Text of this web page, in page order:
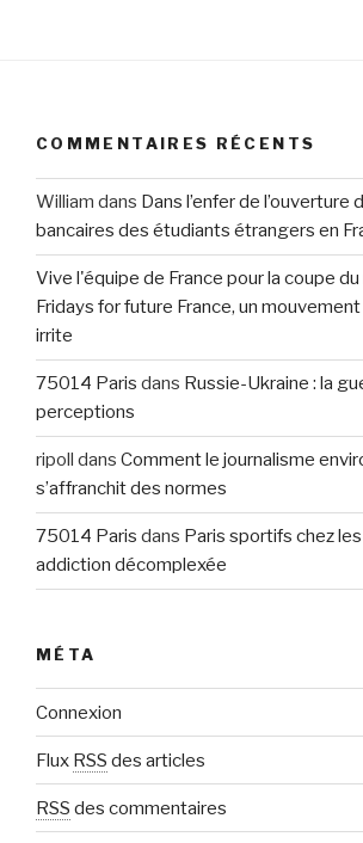
COMMENTAIRES RÉCENTS
William dans Dans l’enfer de l’ouverture
bancaires des étudiants étrangers en
Vive l'équipe de France pour la coupe
Fridays for future France, un
irrite
75014 Paris dans Russie-Ukraine : la
perceptions
ripoll dans Comment le journalisme
s’affranchit des normes
75014 Paris dans Paris sportifs chez
addiction décomplexée
MÉTA
Connexion
Flux RSS des articles
RSS des commentaires